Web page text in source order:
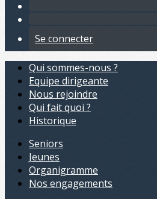
Se connecter
Qui sommes-nous ?
Equipe dirigeante
Nous rejoindre
Qui fait quoi ?
Historique
Seniors
Jeunes
Organigramme
Nos engagements